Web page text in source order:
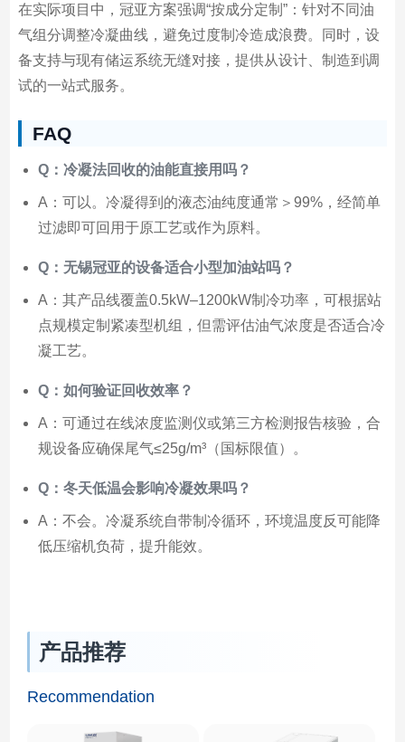
在实际项目中，冠亚方案强调“按成分定制”：针对不同油
气组分调整冷凝曲线，避免过度制冷造成浪费。同时，设
备支持与现有储运系统无缝对接，提供从设计、制造到调
试的一站式服务。
FAQ
Q：冷凝法回收的油能直接用吗？
A：可以。冷凝得到的液态油纯度通常＞99%，经简单
过滤即可回用于原工艺或作为原料。
Q：无锡冠亚的设备适合小型加油站吗？
A：其产品线覆盖0.5kW–1200kW制冷功率，可根据站
点规模定制紧凑型机组，但需评估油气浓度是否适合冷
凝工艺。
Q：如何验证回收效率？
A：可通过在线浓度监测仪或第三方检测报告核验，合
规设备应确保尾气≤25g/m³（国标限值）。
Q：冬天低温会影响冷凝效果吗？
A：不会。冷凝系统自带制冷循环，环境温度反可能降
低压缩机负荷，提升能效。
产品推荐
Recommendation